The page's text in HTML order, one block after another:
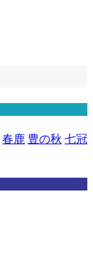
春鹿 豊の秋 七冠